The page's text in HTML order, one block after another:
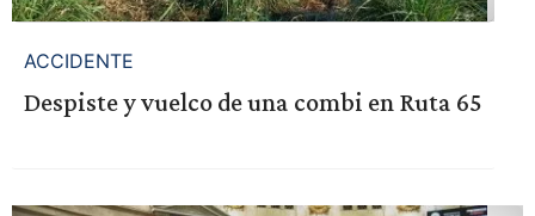
ACCIDENTE
Despiste y vuelco de una combi en Ruta 65